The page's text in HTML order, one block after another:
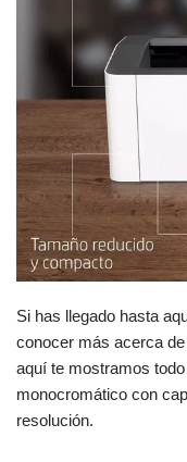
Si has llegado hasta
conocer más acerca de
aquí te mostramos
monocromático con
resolución.